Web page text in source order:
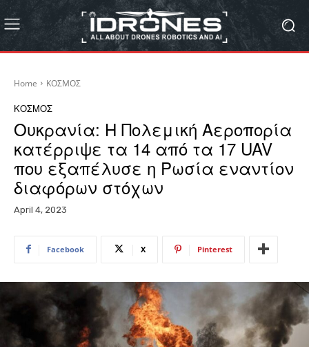
Home ΚΟΣΜΟΣ
ΚΟΣΜΟΣ
Ουκρανία: Η Πολεμική Αεροπορία
κατέρριψε τα 14 από τα 17 UAV
που εξαπέλυσε η Ρωσία εναντίον
διαφόρων στόχων
April 4, 2023
Facebook X Pinterest